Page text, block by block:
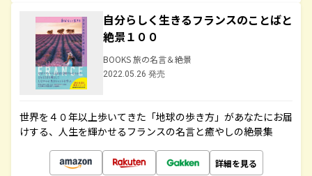
自分らしく生きるフランスのことばと
絶景１００
BOOKS 旅の名言＆絶景
2022.05.26 発売
世界を４０年以上歩いてきた「地球の歩き方」があなたにお届
けする、人生を輝かせるフランスの名言と癒やしの絶景集
詳細を見る